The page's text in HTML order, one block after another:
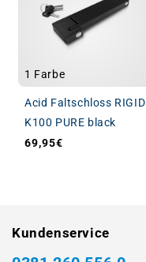
1 Farbe
Acid Faltschloss RIGID
K100 PURE black
Normaler Preis
69,95€
Kundenservice